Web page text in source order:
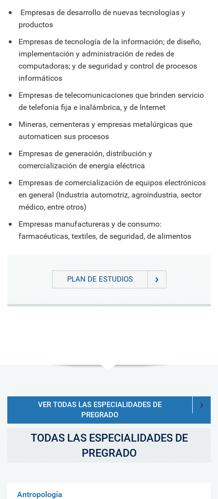
Empresas de desarrollo de nuevas tecnologías y
productos
Empresas de tecnología de la información; de diseño,
implementación y administración de redes de
computadoras; y de seguridad y control de procesos
informáticos
Empresas de telecomunicaciones que brinden servicio
de telefonía fija e inalámbrica, y de Internet
Mineras, cementeras y empresas metalúrgicas que
automaticen sus procesos
Empresas de generación, distribución y
comercialización de energía eléctrica
Empresas de comercialización de equipos electrónicos
en general (Industria automotriz, agroindustria, sector
médico, entre otros)
Empresas manufactureras y de consumo:
farmacéuticas, textiles, de seguridad, de alimentos
PLAN DE ESTUDIOS
VER TODAS LAS ESPECIALIDADES DE
PREGRADO
TODAS LAS ESPECIALIDADES DE
PREGRADO
Antropología